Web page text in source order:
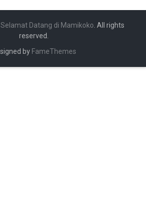
Selamat Datang di Mamikoko. All rights
reserved.
by FameThemes